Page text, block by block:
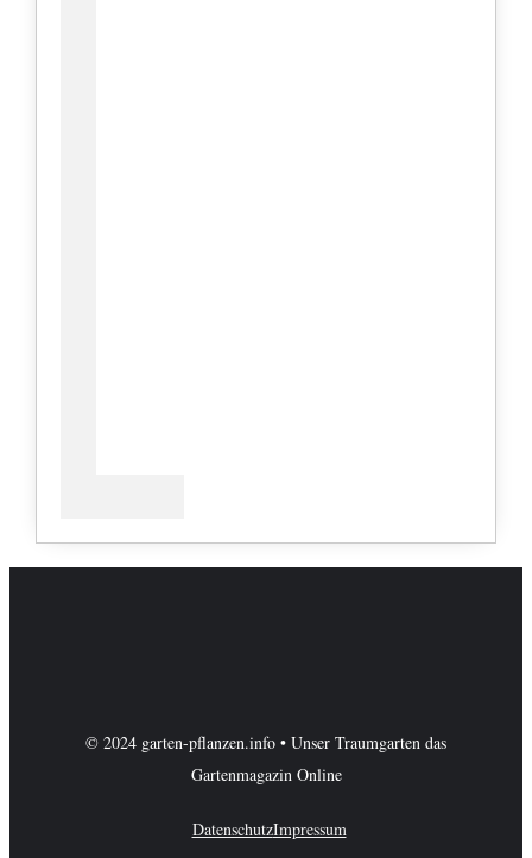
© 2024 garten-pflanzen.info • Unser Traumgarten das
Gartenmagazin Online
DatenschutzImpressum